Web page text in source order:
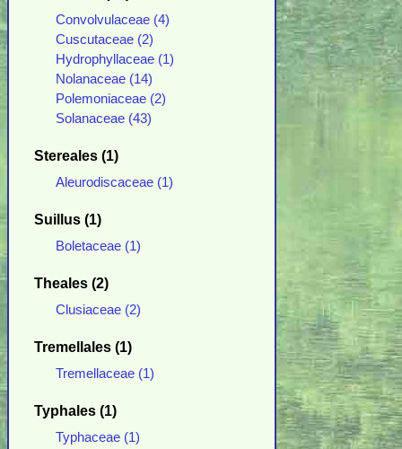
Convolvulaceae (4)
Cuscutaceae (2)
Hydrophyllaceae (1)
Nolanaceae (14)
Polemoniaceae (2)
Solanaceae (43)
Stereales (1)
Aleurodiscaceae (1)
Suillus (1)
Boletaceae (1)
Theales (2)
Clusiaceae (2)
Tremellales (1)
Tremellaceae (1)
Typhales (1)
Typhaceae (1)